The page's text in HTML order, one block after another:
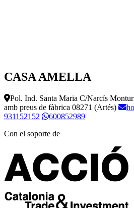
CASA AMELLA
Pol. Ind. Santa Maria C/Narcís
amb preus de fàbrica 08271 (Artés)
931152152
600852989
Con el soporte de